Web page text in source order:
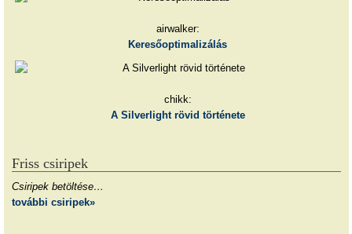
airwalker:
Keresőoptimalizálás
chikk:
A Silverlight rövid története
Friss csiripek
Csiripek betöltése…
további csiripek»